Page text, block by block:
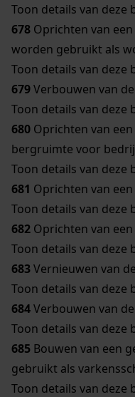
Toon details van deze
678 Oprichten van
worden gebruikt als
Toon details van deze
679Verbouwen van
Toon details van deze
680 Oprichten van
bergruimte voor
Toon details van deze
681 Oprichten van een
Toon details van deze
682 Oprichten van een
Toon details van deze
683Vernieuwen van
Toon details van deze
684Verbouwen van
Toon details van deze
685 Bouwen van een
gebruikt als
Toon details van deze